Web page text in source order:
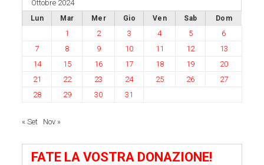
Ottobre 2024
Lun Mar Mer Gio Ven Sab Dom
1 2 3 4 5
6
7
8 9 10 11 12
13
14
15 16 17 18 19
20
21
22 23 24 25 26
27
28
29 30 31
« Set Nov »
FATE LA VOSTRA DONAZIONE!